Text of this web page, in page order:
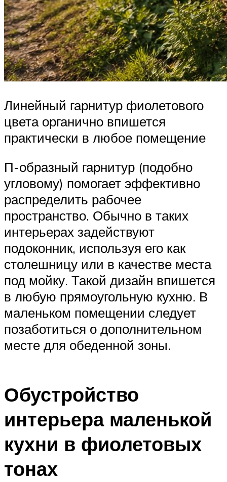
Линейный гарнитур фиолетового
цвета органично впишется
практически в любое помещение
П-образный гарнитур (подобно
угловому) помогает эффективно
распределить рабочее
пространство. Обычно в таких
интерьерах задействуют
подоконник, используя его как
столешницу или в качестве места
под мойку. Такой дизайн впишется
в любую прямоугольную кухню. В
маленьком помещении следует
позаботиться о дополнительном
месте для обеденной зоны.
Обустройство
интерьера маленькой
кухни в фиолетовых
тонах